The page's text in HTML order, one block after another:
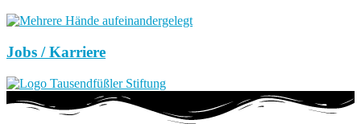
Jobs / Karriere